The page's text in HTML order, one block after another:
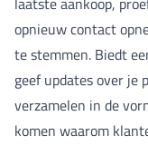
opnieuw contact
te stemmen. Biedt
geef updates over je
verzamelen in de
komen waarom